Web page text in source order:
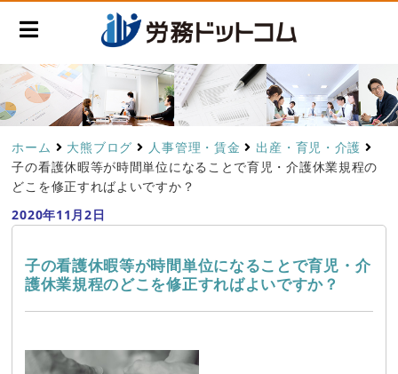
ホーム 大熊ブログ 人事管理・賃金
出産・育児・介護
子の看護休暇等が時間単位になることで育児・介護休業規程の
どこを修正すればよいですか？
2020年11月2日
子の看護休暇等が時間単位になることで育児・介
護休業規程のどこを修正すればよいですか？